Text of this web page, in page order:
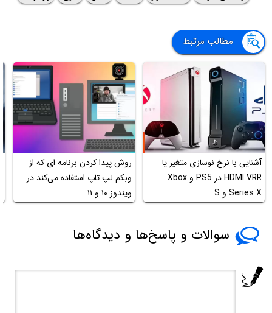
مطالب مرتبط
آشنایی با نرخ نوسازی متغیر یا
HDMI VRR در PS5 و Xbox
Series X و S
روش پیدا کردن برنامه ای که از
وبکم لپ تاپ استفاده می‌کند در
ویندوز ۱۰ و ۱۱
سوالات و پاسخ‌ها و دیدگاه‌ها